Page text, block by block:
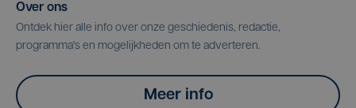
Over ons
Ontdek hier alle info over onze geschiedenis, redactie,
programma's en mogelijkheden om te adverteren.
Meer info